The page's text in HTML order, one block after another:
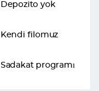
Depozito yok
Kendi filomuz
Sadakat programı